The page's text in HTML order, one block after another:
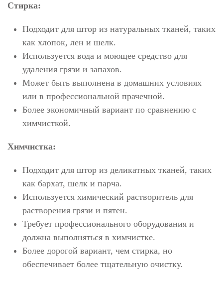
Стирка:
Подходит для штор из натуральных тканей, таких
как хлопок, лен и шелк.
Используется вода и моющее средство для
удаления грязи и запахов.
Может быть выполнена в домашних условиях
или в профессиональной прачечной.
Более экономичный вариант по сравнению с
химчисткой.
Химчистка:
Подходит для штор из деликатных тканей, таких
как бархат, шелк и парча.
Используется химический растворитель для
растворения грязи и пятен.
Требует профессионального оборудования и
должна выполняться в химчистке.
Более дорогой вариант, чем стирка, но
обеспечивает более тщательную очистку.